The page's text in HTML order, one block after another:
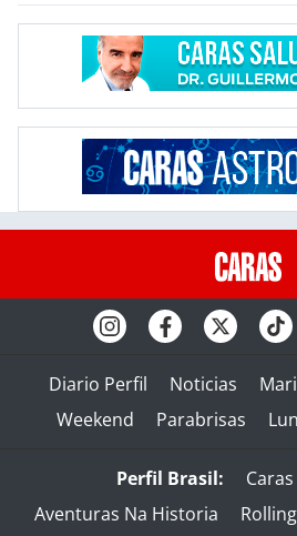
Diario Perfil Noticias
Weekend
Parabrisas
Perfil Brasil: Caras
Aventuras Na Historia